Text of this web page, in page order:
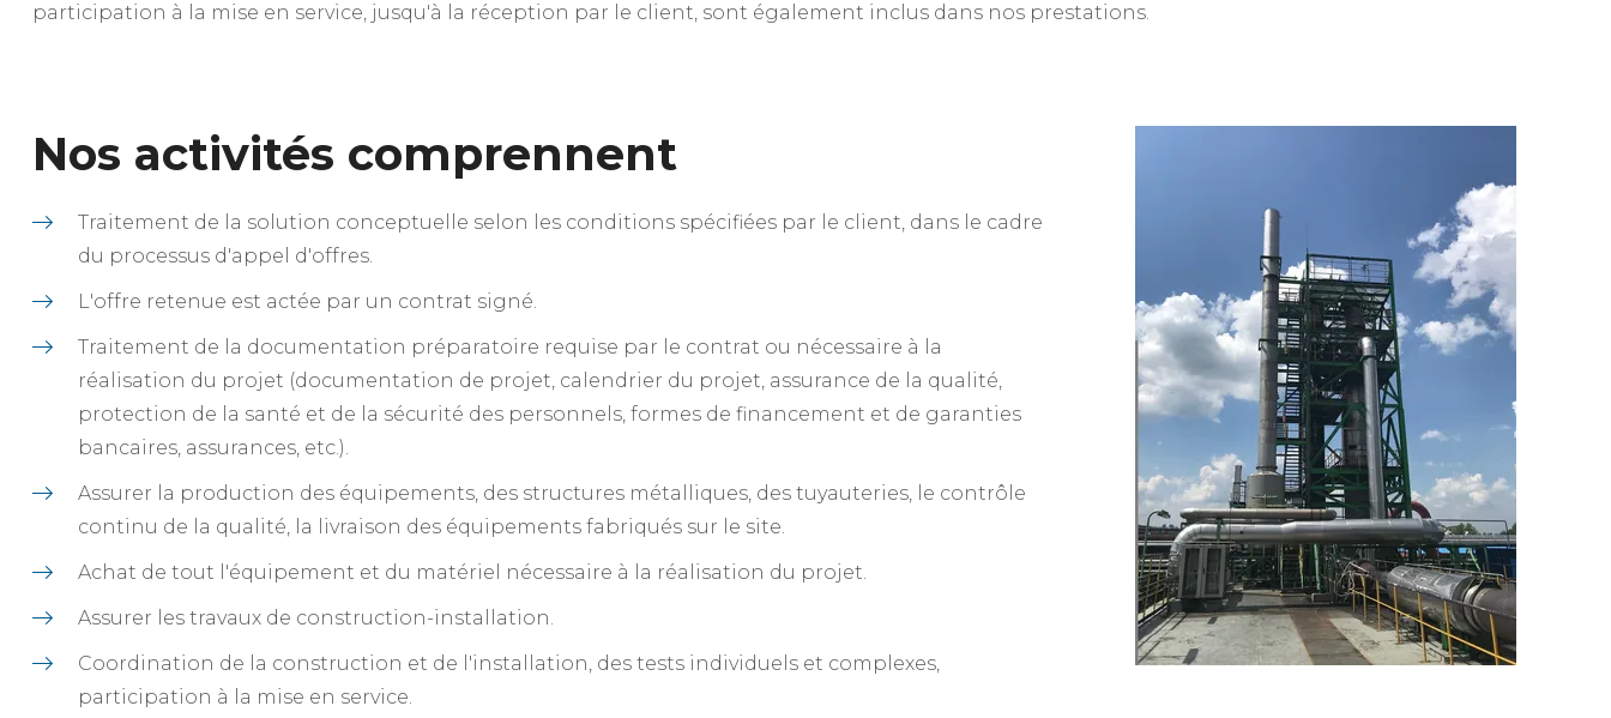
participation à la mise en service, jusqu'à la réception par le client, sont également inclus dans nos prestations.
Nos activités comprennent
Traitement de la solution conceptuelle selon les conditions spécifiées par le client, dans le cadre
du processus d'appel d'offres.
L'offre retenue est actée par un contrat signé.
Traitement de la documentation préparatoire requise par le contrat ou nécessaire à la
réalisation du projet (documentation de projet, calendrier du projet, assurance de la qualité,
protection de la santé et de la sécurité des personnels, formes de financement et de garanties
bancaires, assurances, etc.).
Assurer la production des équipements, des structures métalliques, des tuyauteries, le contrôle
continu de la qualité, la livraison des équipements fabriqués sur le site.
Achat de tout l'équipement et du matériel nécessaire à la réalisation du projet.
Assurer les travaux de construction-installation.
Coordination de la construction et de l'installation, des tests individuels et complexes,
participation à la mise en service.